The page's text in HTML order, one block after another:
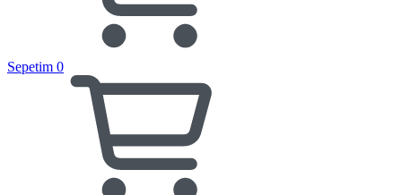
Sepetim 0